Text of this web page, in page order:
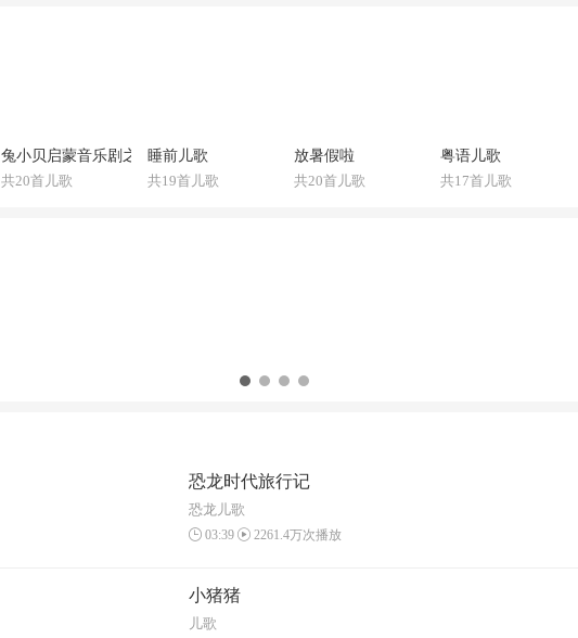
兔小贝启蒙音乐剧之【认识恐龙】
共20首儿歌
睡前儿歌
共19首儿歌
放暑假啦
共20首儿歌
粤语儿歌
共17首儿歌
恐龙时代旅行记
恐龙儿歌
03:39 2261.4万次播放
小猪猪
儿歌